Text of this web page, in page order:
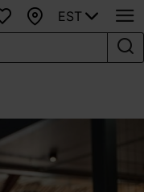
Lemmikud
Kaart
EST